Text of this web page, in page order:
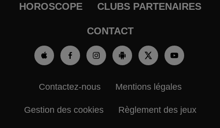
HOROSCOPE CLUBS PARTENAIRES
CONTACT
Contactez-nous Mentions légales
Gestion des cookies Règlement des jeux